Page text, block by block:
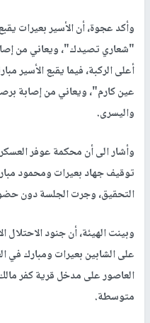
وأكد عجوة، أن الأسير بعيرات
"شعاري تصيدك"، ويعاني من
أعلى الركبة، فيما يقبع
عين كارم"، ويعاني من إصابة
واليسرى.
وأشار الى أن محكمة عوفر
توقيف جهاد بعيرات ومحمود
التحقيق، وجرت الجلسة دون
وبينت الهيئة، أن جنود الاحتلال
على الشابين بعيرات ومبارك في
العاصور على مدخل قرية كفر
متوسطة.